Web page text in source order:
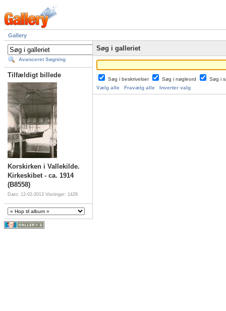
Gallery
Avanceret Søgning
Tilfældigt billede
Korskirken i Vallekilde.
Kirkeskibet - ca. 1914
(B8558)
Dato: 12-02-2013 Visninger: 1428
Søg i galleriet
Søg i beskrivelser Søg i nøgleord
Søg i
Vælg alle
Fravælg alle Inverter valg